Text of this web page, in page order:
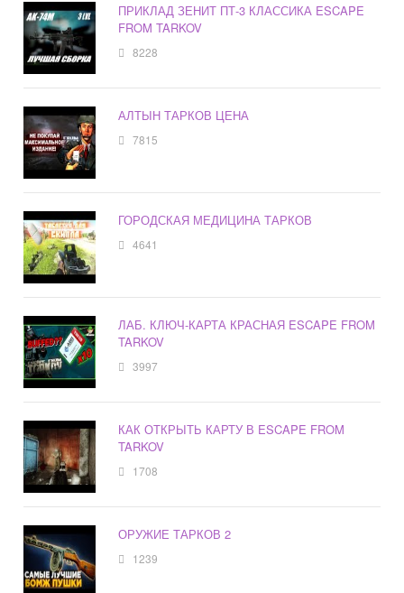
ПРИКЛАД ЗЕНИТ ПТ-3 КЛАССИКА ESCAPE
FROM TARKOV
8228
АЛТЫН ТАРКОВ ЦЕНА
7815
ГОРОДСКАЯ МЕДИЦИНА ТАРКОВ
4641
ЛАБ. КЛЮЧ-КАРТА КРАСНАЯ ESCAPE FROM
TARKOV
3997
КАК ОТКРЫТЬ КАРТУ В ESCAPE FROM
TARKOV
1708
ОРУЖИЕ ТАРКОВ 2
1239